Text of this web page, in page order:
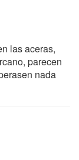
las aceras,
parecen
nada